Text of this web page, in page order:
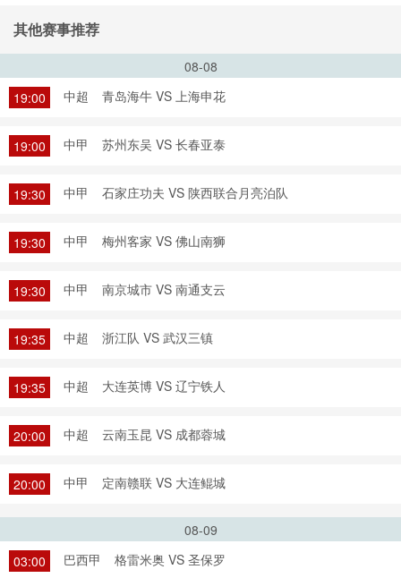
其他赛事推荐
08-08
19:00
中超 青岛海牛 VS 上海申花
19:00 中甲 苏州东吴 VS 长春亚泰
19:30 中甲 石家庄功夫 VS 陕西联合月亮泊队
19:30 中甲 梅州客家 VS 佛山南狮
19:30 中甲 南京城市 VS 南通支云
19:35 中超 浙江队 VS 武汉三镇
19:35 中超 大连英博 VS 辽宁铁人
20:00 中超 云南玉昆 VS 成都蓉城
20:00 中甲 定南赣联 VS 大连鲲城
08-09
03:00
巴西甲 格雷米奥 VS 圣保罗